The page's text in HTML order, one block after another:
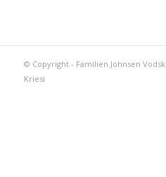
© Copyright - Familien Johnsen
Kriesi